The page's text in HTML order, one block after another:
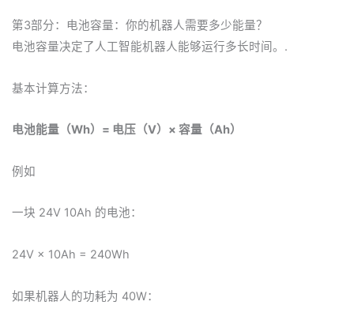
第3部分：电池容量：你的机器人需要多少能量？
电池容量决定了人工智能机器人能够运行多长时间。.
基本计算方法：
电池能量（Wh）= 电压（V）× 容量（Ah）
例如
一块 24V 10Ah 的电池：
24V × 10Ah = 240Wh
如果机器人的功耗为 40W：